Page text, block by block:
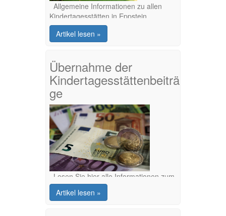
Allgemeine Informationen zu allen
Kindertagesstätten in Eppstein
Artikel lesen »
Übernahme der
Kindertagesstättenbeiträ
ge
Lesen Sie hier alle Informationen zum
Thema Kostenübernahme
Artikel lesen »